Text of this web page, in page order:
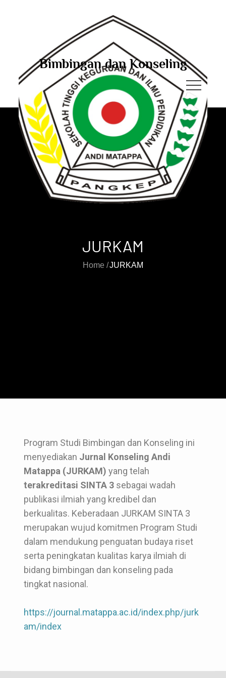
Bimbingan dan Konseling
JURKAM
Home JURKAM
Program Studi Bimbingan dan Konseling ini
menyediakan Jurnal Konseling Andi
Matappa (JURKAM) yang telah
terakreditasi SINTA 3 sebagai wadah
publikasi ilmiah yang kredibel dan
berkualitas. Keberadaan JURKAM SINTA 3
merupakan wujud komitmen Program Studi
dalam mendukung penguatan budaya riset
serta peningkatan kualitas karya ilmiah di
bidang bimbingan dan konseling pada
tingkat nasional.
https://journal.matappa.ac.id/index.php/jurk
am/index